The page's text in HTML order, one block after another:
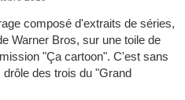
composé d'extraits de séries,
Warner Bros, sur une toile de
"Ça cartoon". C'est sans
des trois du "Grand